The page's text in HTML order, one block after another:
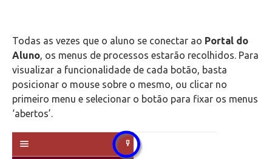
Todas as vezes que o aluno se conectar ao Portal do
Aluno, os menus de processos estarão recolhidos. Para
visualizar a funcionalidade de cada botão, basta
posicionar o mouse sobre o mesmo, ou clicar no
primeiro menu e selecionar o botão para fixar os menus
‘abertos’.